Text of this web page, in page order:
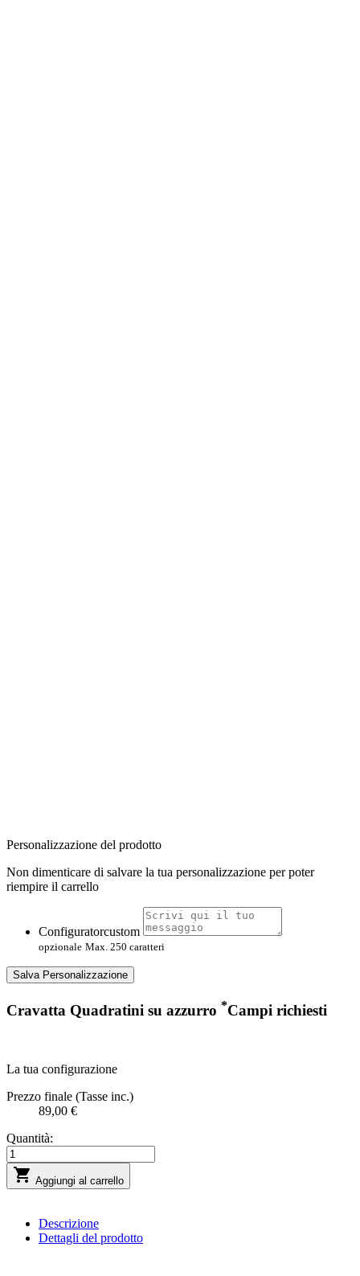
Personalizzazione del prodotto
Non dimenticare di salvare la tua personalizzazione per poter
riempire il carrello
Configuratorcustom
opzionale Max. 250 caratteri
Salva Personalizzazione
Cravatta Quadratini su azzurro *Campi richiesti
La tua configurazione
Prezzo finale (Tasse inc.)
89,00 €
Quantità:
 Aggiungi al carrello
Descrizione
Dettagli del prodotto